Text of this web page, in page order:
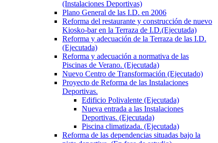
(Instalaciones Deportivas)
Plano General de las I.D. en 2006
Reforma del restaurante y construcción de nuevo
Kiosko-bar en la Terraza de I.D.(Ejecutada)
Reforma y adecuación de la Terraza de las I.D.
(Ejecutada)
Reforma y adecuación a normativa de las
Piscinas de Verano. (Ejecutada)
Nuevo Centro de Transformación (Ejecutado)
Proyecto de Reforma de las Instalaciones
Deportivas.
Edificio Polivalente (Ejecutada)
Nueva entrada a las Instalaciones
Deportivas. (Ejecutada)
Piscina climatizada. (Ejecutada)
Reforma de las dependencias situadas bajo la